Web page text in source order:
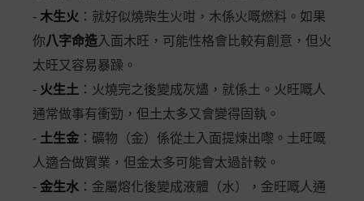
- 木生火 ：就好似燒柴生火咁，木係火嘅燃料。如果
你八字命造入面木旺，可能性格會比較有創意，但火
太旺又容易暴躁。
- 火生土 ：火燒完之後變成灰燼，就係土。火旺嘅人
通常做事有衝勁，但土太多又會變得固執。
- 土生金 ：礦物（金）係從土入面提煉出嚟。土旺嘅
人適合做實業，但金太多可能會太過計較。
- 金生水 ：金屬熔化後變成液體（水），金旺嘅人通